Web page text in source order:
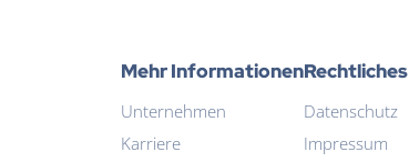
Mehr Informationen
Unternehmen
Karriere
Rechtliches
Datenschutz
Impressum